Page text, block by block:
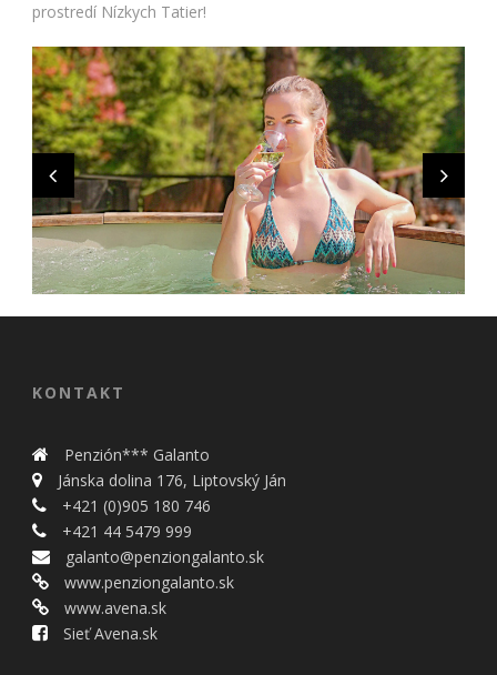
prostredí Nízkych Tatier!
KONTAKT
Penzión*** Galanto
Jánska dolina 176, Liptovský Ján
+421 (0)905 180 746
+421 44 5479 999
galanto@penziongalanto.sk
www.penziongalanto.sk
www.avena.sk
Sieť Avena.sk